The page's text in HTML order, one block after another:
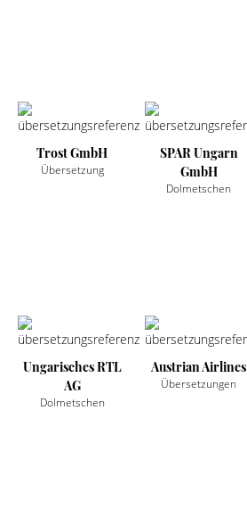
Trost GmbH
Übersetzung
SPAR Ungarn
GmbH
Dolmetschen
Ungarisches RTL
AG
Dolmetschen
Austrian Airlines
Übersetzungen